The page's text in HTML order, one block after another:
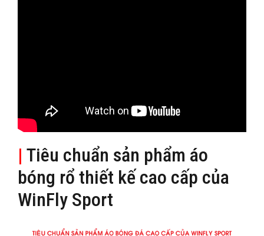
| Tiêu chuẩn sản phẩm áo
bóng rổ thiết kế cao cấp của
WinFly Sport